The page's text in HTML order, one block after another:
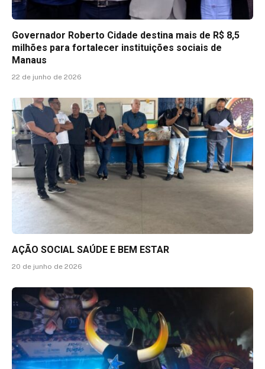
Governador Roberto Cidade destina mais de R$ 8,5
milhões para fortalecer instituições sociais de
Manaus
22 de junho de 2026
AÇÃO SOCIAL SAÚDE E BEM ESTAR
20 de junho de 2026